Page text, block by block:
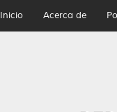
Inicio Acerca de